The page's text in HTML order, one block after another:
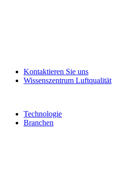
Kontaktieren Sie uns
Wissenszentrum Luftqualität
Technologie
Branchen